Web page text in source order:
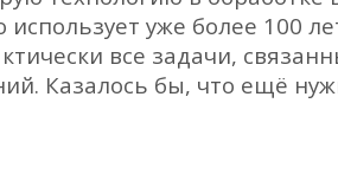
уже более 100
все задачи,
Казалось бы, что ещё